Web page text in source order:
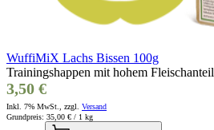
WuffiMiX Lachs Bissen 100g
Trainingshappen mit hohem Fleischanteil
3,50 €
Inkl. 7% MwSt., zzgl. Versand
Grundpreis: 35,00 € / 1 kg